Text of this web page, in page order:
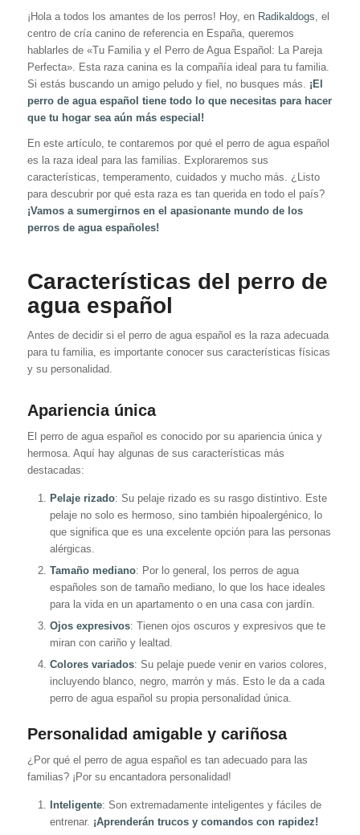
¡Hola a todos los amantes de los perros! Hoy, en Radikaldogs , el
centro de cría canino de referencia en España, queremos
hablarles de «Tu Familia y el Perro de Agua Español: La Pareja
Perfecta». Esta raza canina es la compañía ideal para tu familia.
Si estás buscando un amigo peludo y fiel, no busques más. ¡El
perro de agua español tiene todo lo que necesitas para hacer
que tu hogar sea aún más especial!
En este artículo, te contaremos por qué el perro de agua español
es la raza ideal para las familias. Exploraremos sus
características, temperamento, cuidados y mucho más. ¿Listo
para descubrir por qué esta raza es tan querida en todo el país?
¡Vamos a sumergirnos en el apasionante mundo de los
perros de agua españoles!
Características del perro de
agua español
Antes de decidir si el perro de agua español es la raza adecuada
para tu familia, es importante conocer sus características físicas
y su personalidad.
Apariencia única
El perro de agua español es conocido por su apariencia única y
hermosa. Aquí hay algunas de sus características más
destacadas:
Pelaje rizado: Su pelaje rizado es su rasgo distintivo. Este
pelaje no solo es hermoso, sino también hipoalergénico, lo
que significa que es una excelente opción para las personas
alérgicas.
Tamaño mediano: Por lo general, los perros de agua
españoles son de tamaño mediano, lo que los hace ideales
para la vida en un apartamento o en una casa con jardín.
Ojos expresivos: Tienen ojos oscuros y expresivos que te
miran con cariño y lealtad.
Colores variados: Su pelaje puede venir en varios colores,
incluyendo blanco, negro, marrón y más. Esto le da a cada
perro de agua español su propia personalidad única.
Personalidad amigable y cariñosa
¿Por qué el perro de agua español es tan adecuado para las
familias? ¡Por su encantadora personalidad!
Inteligente: Son extremadamente inteligentes y fáciles de
entrenar. ¡Aprenderán trucos y comandos con rapidez!